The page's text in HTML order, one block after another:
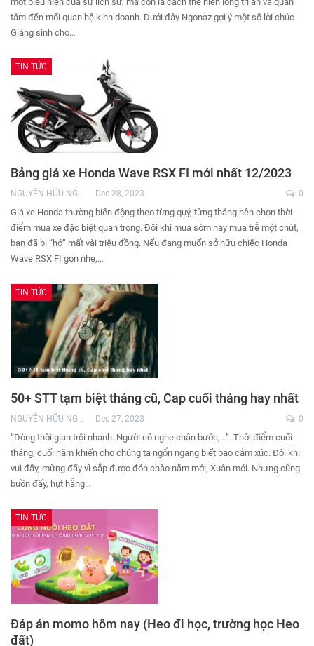
tâm đến mối quan hệ kinh doanh. Dưới đây Ngonaz gợi ý một số lời chúc
Giáng sinh cho…
TIN TỨC
Bảng giá xe Honda Wave RSX FI mới nhất 12/2023
Dec 28, 2023 0
Giá xe Honda thường biến động theo từng quý, từng tháng nên chọn thời
điểm mua xe đặc biệt quan trọng. Đôi khi mua sớm hay mua trễ một chút,
bạn đã bị “hớ” mất vài triệu đồng. Nếu đang muốn sở hữu chiếc Honda
Wave RSX FI gọn nhẹ,…
TIN TỨC
50+ STT tạm biệt tháng cũ, Cap cuối tháng hay nhất
NGUYỄN HỮU NGHĨA Dec 27, 2023 0
“Dòng thời gian trôi nhanh. Người có nghe chân bước,…”. Thời điểm cuối
tháng, cuối năm khiến cho chúng ta ngổn ngang biết bao cảm xúc. Đôi khi
vui đấy, mừng đấy vì sắp được đón chào năm mới, Xuân mới. Nhưng cũng
buồn đấy, hụt hẫng…
TIN TỨC
Đáp án momo hôm nay (Heo đi học, trường học Heo
đất)